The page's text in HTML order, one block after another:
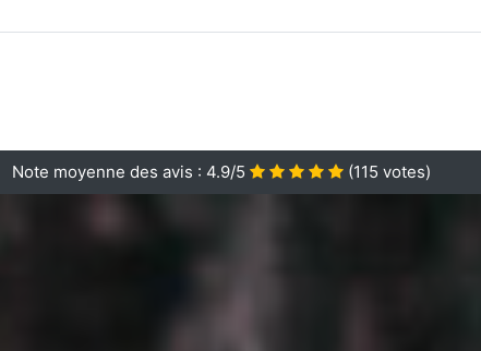
Note moyenne des avis : 4.9/5 (115 votes)